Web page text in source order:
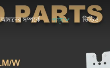
আমাদের সম্পর্কে পণ্য ভিডিও